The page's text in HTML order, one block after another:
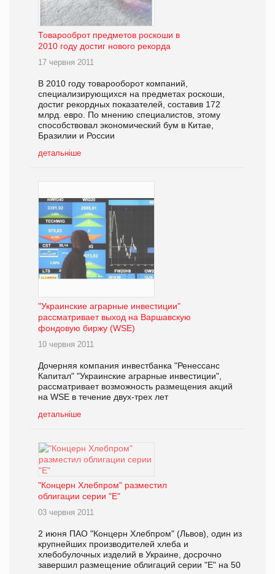
Товарооброт предметов роскоши в
2010 году достиг нового рекорда
17 червня 2011
В 2010 году товарооборот компаний,
специализирующихся на предметах роскоши,
достиг рекордных показателей, составив 172
млрд. евро. По мнению специалистов, этому
способствовал экономический бум в Китае,
Бразилии и России
детальніше
"Украинские аграрные инвестиции"
рассматривает выход на Варшавскую
фондовую биржу (WSE)
10 червня 2011
Дочерняя компания инвестбанка "Ренессанс
Капитал" "Украинские аграрные инвестиции",
рассматривает возможность размещения акций
на WSE в течение двух-трех лет
детальніше
"Концерн Хлебпром" разместил
облигации серии "Е"
03 червня 2011
2 июня ПАО "Концерн Хлебпром" (Львов), один из
крупнейших производителей хлеба и
хлебобулочных изделий в Украине, досрочно
завершил размещение облигаций серии "Е" на 50